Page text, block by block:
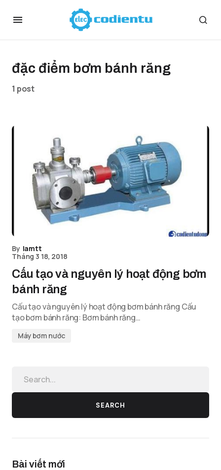
đặc điểm bơm bánh răng
1 post
By lamtt
Tháng 3 18, 2018
Cấu tạo và nguyên lý hoạt động bơm
bánh răng
Cấu tạo và nguyên lý hoạt động bơm bánh răng Cấu
tạo bơm bánh răng: Bơm bánh răng…
Máy bơm nước
SEARCH
Bài viết mới